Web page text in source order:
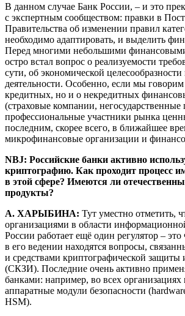
В данном случае Банк России, – и это
с экспертным сообществом: правки в
Правительства об изменении правил
необходимо адаптировать, и выделить
Перед многими небольшими
остро встал вопрос о реализуемости
сути, об экономической целесообразности
деятельности. Особенно, если мы говорим
кредитных, но и о некредитных
(страховые компании,
профессиональные участники рынка
последним, скорее всего, в ближайшее
микрофинансовые организации и
NBJ: Российские банки активно
криптографию. Как проходит процесс
в этой сфере? Имеются ли
продукты?
А. ХАРЫБИНА: Тут уместно отметить,
организациями в области
России работает ещё один регулятор –
в его ведении находятся вопросы,
и средствами криптографической
(СКЗИ). Последние очень активно
банками: например, во всех организациях
аппаратные модули безопасности
HSM).